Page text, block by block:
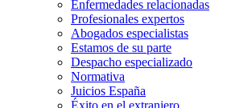
Enfermedades relacionadas
Profesionales expertos
Abogados especialistas
Estamos de su parte
Despacho especializado
Normativa
Juicios España
Éxito en el extranjero